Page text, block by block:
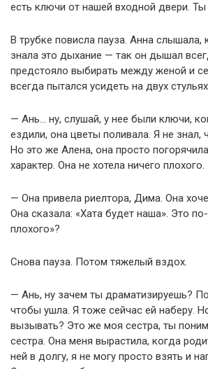
есть ключи от нашей входной двери.
В трубке повисла пауза. Анна
знала это дыхание — так он дышал
предстояло выбирать между женой и
всегда пытался усидеть на двух
— Ань… ну, слушай, у нее были ключи,
ездили, она цветы поливала. Я не знал,
Но это же Алена, она просто
характер. Она не хотела ничего плохого.
— Она привела риелтора, Дима. Она
Она сказала: «Хата будет наша». Это
плохого»?
Снова пауза. Потом тяжелый вздох.
— Ань, ну зачем ты драматизируешь?
чтобы ушла. Я тоже сейчас ей наберу.
вызывать? Это же моя сестра, ты
сестра. Она меня вырастила, когда
ней в долгу, я не могу просто взять и